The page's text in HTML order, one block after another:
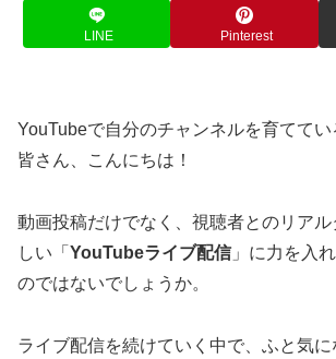
LINE Pinterest
YouTubeで自分のチャンネルを育てて
皆さん、こんにちは！
動画投稿だけでなく、視聴者とのリア
しい「 YouTubeライブ配信」に力を入
のではないでしょうか。
ライブ配信を続けていく中で、ふと気